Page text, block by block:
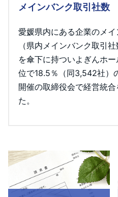
メインバンク取引社数
愛媛県内にある企業のメ
（県内メインバンク取引
を傘下に持ついよぎんホ
位で18.5％（同3,542社）
開催の取締役会で経営統
た。